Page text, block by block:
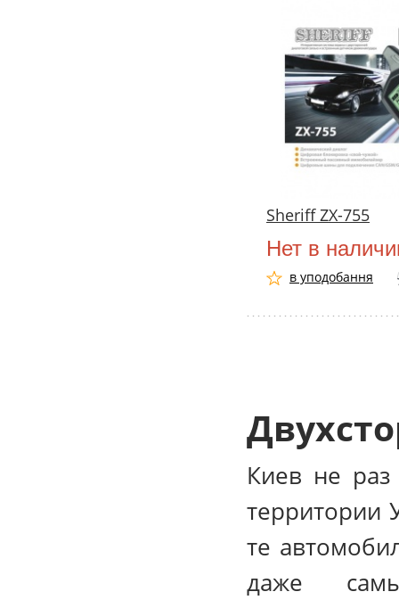
Sheriff ZX-755
Нет в
в уподобання
Киев не
территории
те
даже